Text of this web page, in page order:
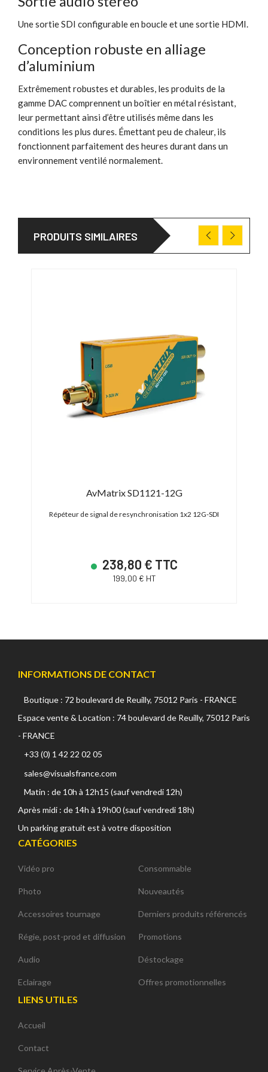
Une sortie SDI configurable en boucle et une sortie HDMI.
Conception robuste en alliage
d’aluminium
Extrêmement robustes et durables, les produits de la
gamme DAC comprennent un boîtier en métal résistant,
leur permettant ainsi d’être utilisés même dans les
conditions les plus dures. Émettant peu de chaleur, ils
fonctionnent parfaitement des heures durant dans un
environnement ventilé normalement.
PRODUITS SIMILAIRES
AvMatrix SD1121-12G
Répéteur de signal de resynchronisation 1x2 12G-SDI
238,80 € TTC
199,00 € HT
INFORMATIONS DE CONTACT
Boutique : 72 boulevard de Reuilly, 75012 Paris - FRANCE
Espace vente & Location : 74 boulevard de Reuilly, 75012 Paris
- FRANCE
+33 (0) 1 42 22 02 05
sales@visualsfrance.com
Matin : de 10h à 12h15 (sauf vendredi 12h)
Après midi : de 14h à 19h00 (sauf vendredi 18h)
Un parking gratuit est à votre disposition
CATÉGORIES
Vidéo pro
Photo
Accessoires tournage
Régie, post-prod et diffusion
Audio
Eclairage
Consommable
Nouveautés
Derniers produits référencés
Promotions
Déstockage
Offres promotionnelles
LIENS UTILES
Accueil
Contact